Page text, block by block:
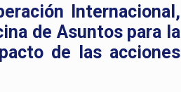
Internacional,
de Asuntos para la
de las acciones